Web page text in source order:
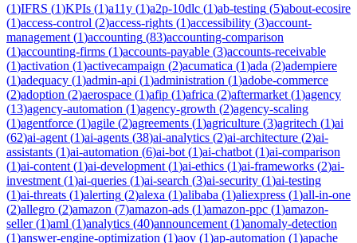
(1)IFRS (1)KPIs (1)a11y (1)a2p-10dlc (1)ab-testing (5)about-ecosire
(1)access-control (2)access-rights (1)accessibility (3)account-
management (1)accounting (83)accounting-comparison
(1)accounting-firms (1)accounts-payable (3)accounts-receivable
(1)activation (1)activecampaign (2)acumatica (1)ada (2)adempiere
(1)adequacy (1)admin-api (1)administration (1)adobe-commerce
(2)adoption (2)aerospace (1)afip (1)africa (2)aftermarket (1)agency
(13)agency-automation (1)agency-growth (2)agency-scaling
(1)agentforce (1)agile (2)agreements (1)agriculture (3)agritech (1)ai
(62)ai-agent (1)ai-agents (38)ai-analytics (2)ai-architecture (2)ai-
assistants (1)ai-automation (6)ai-bot (1)ai-chatbot (1)ai-comparison
(1)ai-content (1)ai-development (1)ai-ethics (1)ai-frameworks (2)ai-
investment (1)ai-queries (1)ai-search (3)ai-security (1)ai-testing
(1)ai-threats (1)alerting (2)alexa (1)alibaba (1)aliexpress (1)all-in-one
(2)allegro (2)amazon (7)amazon-ads (1)amazon-ppc (1)amazon-
seller(1)aml (1)analytics (40)announcement (1)anomaly-detection
(1)answer-engine-optimization (1)aov (1)ap-automation (1)apache